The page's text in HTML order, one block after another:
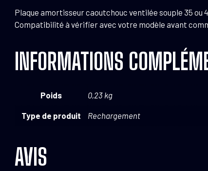
Plaque amortisseur caoutchouc ventilée souple 35 ou
Compatibilité à vérifier avec votre modèle avant
INFORMATIONS
Poids 0,23 kg
Type de produit Rechargement
AVIS